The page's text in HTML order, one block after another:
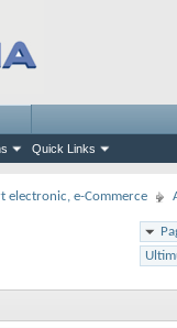
Quick Links
electronic, e-Commerce